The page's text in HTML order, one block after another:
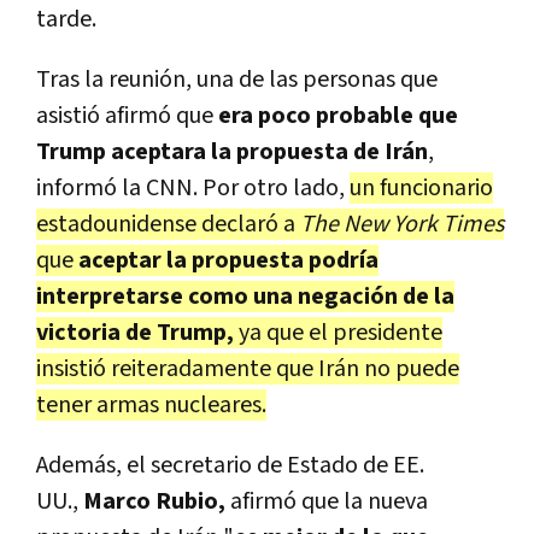
tarde.
Tras la reunión, una de las personas que
asistió afirmó queera poco probable que
Trump aceptara la propuesta de Irán,
informó la CNN. Por otro lado, un funcionario
estadounidense declaró a The New York Times
queaceptar la propuesta podría
interpretarse como una negación de la
victoria de Trump,ya que el presidente
insistió reiteradamente que Irán no puede
tener armas nucleares.
Además, el secretario de Estado de EE.
UU., Marco Rubio, afirmó que la nueva